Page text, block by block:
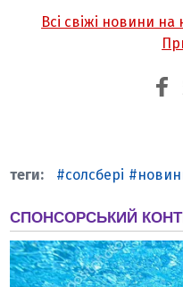
Всі свіжі новини
солсбері